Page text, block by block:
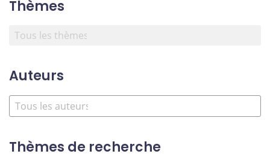
Thèmes
Auteurs
Thèmes de recherche